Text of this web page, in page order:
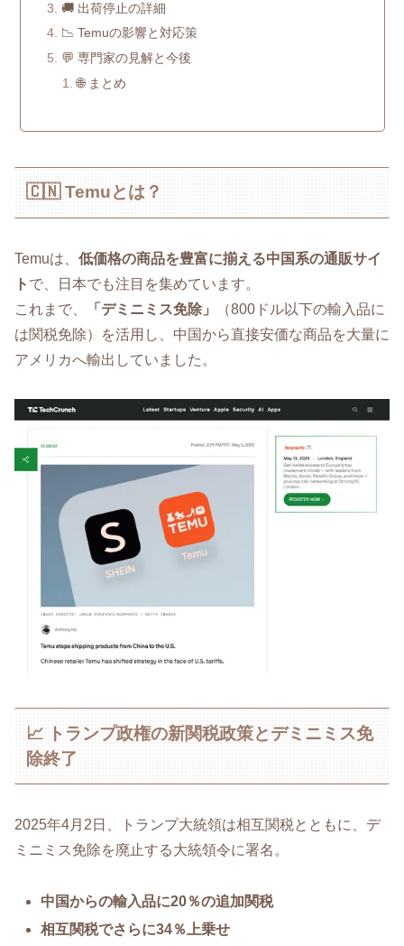
🚚 出荷停止の詳細
📉 Temuの影響と対応策
💬 専門家の見解と今後
🌐 まとめ
🇨🇳 Temuとは？
Temuは、 低価格の商品を豊富に揃える中国系の通販サイ
ト で、日本でも注目を集めています。
これまで、
「デミニミス免除」
（800ドル以下の輸入品に
は関税免除）を活用し、中国から直接安価な商品を大量に
アメリカへ輸出していました。
📈 トランプ政権の新関税政策とデミニミス免
除終了
2025年4月2日、トランプ大統領は相互関税とともに、デ
ミニミス免除を廃止する大統領令に署名。
中国からの輸入品に20％の追加関税
相互関税でさらに34％上乗せ